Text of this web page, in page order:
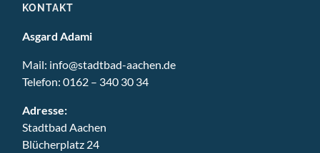
KONTAKT
Asgard Adami
Mail: info@stadtbad-aachen.de
Telefon:0162 – 340 30 34
Adresse:
Stadtbad Aachen
Blücherplatz 24